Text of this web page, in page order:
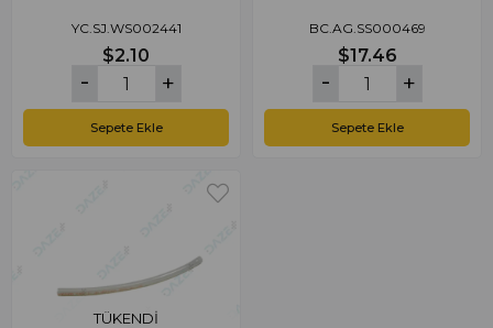
YC.SJ.WS002441
$2.10
Sepete Ekle
BC.AG.SS000469
$17.46
Sepete Ekle
TÜKENDI